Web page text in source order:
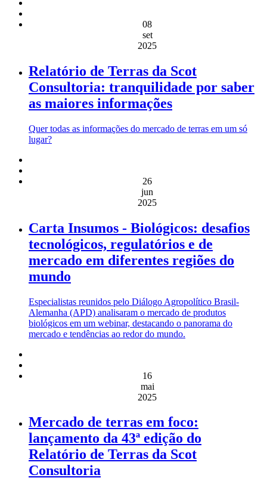
08
set
2025
Relatório de Terras da Scot
Consultoria: tranquilidade por saber
as maiores informações
Quer todas as informações do mercado de terras em um só
lugar?
26
jun
2025
Carta Insumos - Biológicos: desafios
tecnológicos, regulatórios e de
mercado em diferentes regiões do
mundo
Especialistas reunidos pelo Diálogo Agropolítico Brasil-
Alemanha (APD) analisaram o mercado de produtos
biológicos em um webinar, destacando o panorama do
mercado e tendências ao redor do mundo.
16
mai
2025
Mercado de terras em foco:
lançamento da 43ª edição do
Relatório de Terras da Scot
Consultoria